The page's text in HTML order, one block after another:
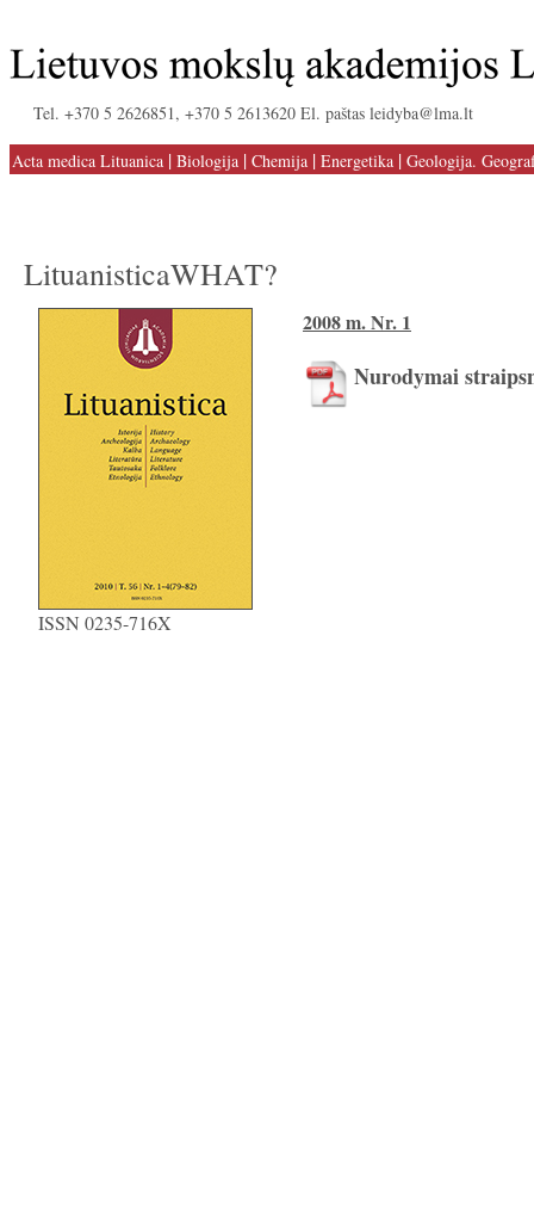
Tel. +370 5 2626851, +370 5 2613620 El. paštas leidyba@lma.lt
Acta medica Lituanica | Biologija | Chemija | Energetika | Geologija.
LituanisticaWHAT?
ISSN 0235-716X
2008 m. Nr. 1
Nurodymai